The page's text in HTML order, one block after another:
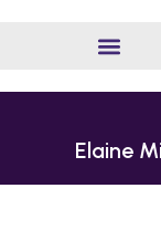
Elaine